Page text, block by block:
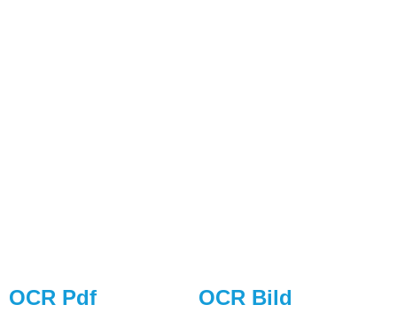
OCR Pdf OCR Bild